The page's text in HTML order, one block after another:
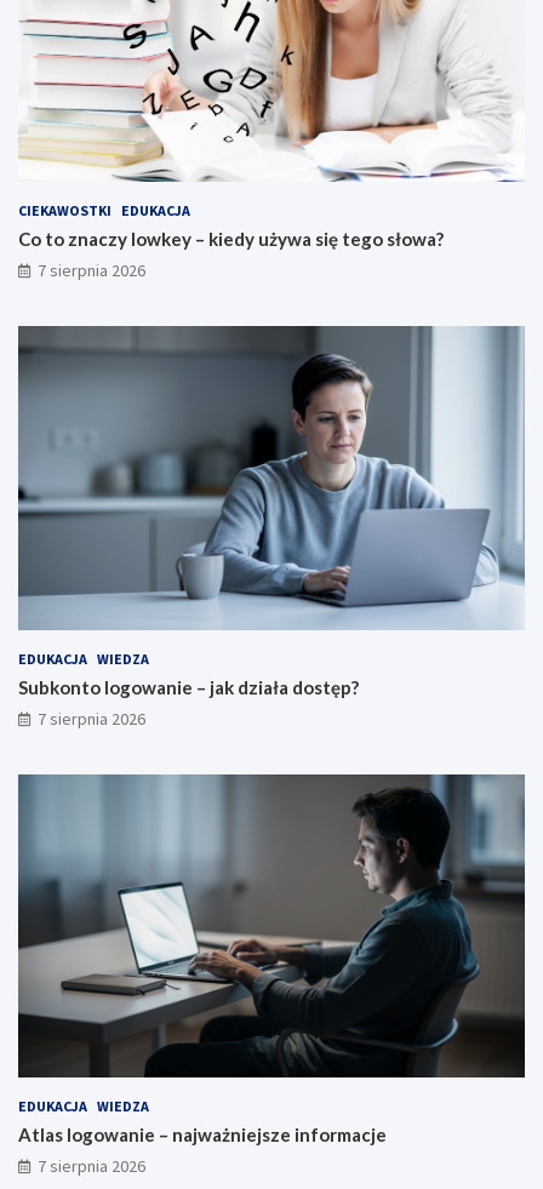
w
a
CIEKAWOSTKI EDUKACJA
Co to znaczy lowkey – kiedy używa się tego słowa?
7 sierpnia 2026
EDUKACJA WIEDZA
Subkonto logowanie – jak działa dostęp?
7 sierpnia 2026
EDUKACJA WIEDZA
Atlas logowanie – najważniejsze informacje
7 sierpnia 2026